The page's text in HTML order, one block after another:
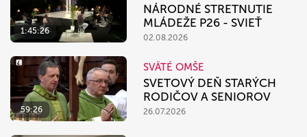
1:45:26
NÁRODNÉ STRETNUTIE
MLÁDEŽE P26 - SVIEŤ
02.08.2026
59:26
SVÄTÉ OMŠE
SVETOVÝ DEŇ STARÝCH
RODIČOV A SENIOROV
26.07.2026